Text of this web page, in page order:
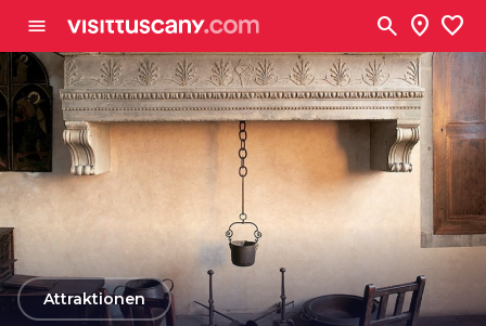
menu search location_on favorite
arrow_backAttraktionen